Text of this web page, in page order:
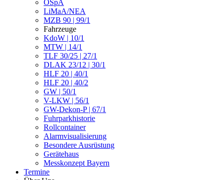
ÖSpA
LiMaA/NEA
MZB 90 | 99/1
Fahrzeuge
KdoW | 10/1
MTW | 14/1
TLF 30/25 | 27/1
DLAK 23/12 | 30/1
HLF 20 | 40/1
HLF 20 | 40/2
GW | 50/1
V-LKW | 56/1
GW-Dekon-P | 67/1
Fuhrparkhistorie
Rollcontainer
Alarmvisualisierung
Besondere Ausrüstung
Gerätehaus
Messkonzept Bayern
Termine